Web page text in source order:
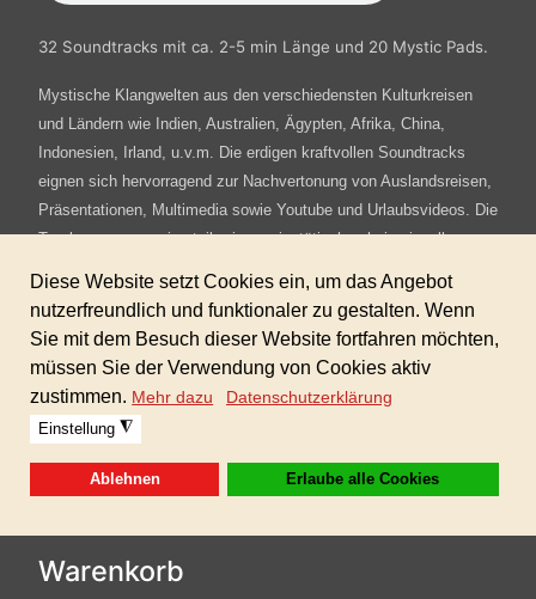
32 Soundtracks mit ca. 2-5 min Länge und 20 Mystic Pads.
Mystische Klangwelten aus den verschiedensten Kulturkreisen
und Ländern wie Indien, Australien, Ägypten, Afrika, China,
Indonesien, Irland, u.v.m. Die erdigen kraftvollen Soundtracks
eignen sich hervorragend zur Nachvertonung von Auslandsreisen,
Präsentationen, Multimedia sowie Youtube und Urlaubsvideos. Die
Tracks erzeugen eine teilweise majestätisch geheimnisvolle
Sofortdownload nach erhaltener Zahlung!
Dieses Produkt ist in der GIGAFLATRATE
enthalten!
Warenkorb